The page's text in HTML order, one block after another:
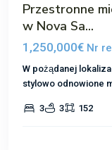
Przestronne
w Nova Sa...
1,250,000€ Nr
W pożądanej
stylowo odnowione
3 3 152
Santa